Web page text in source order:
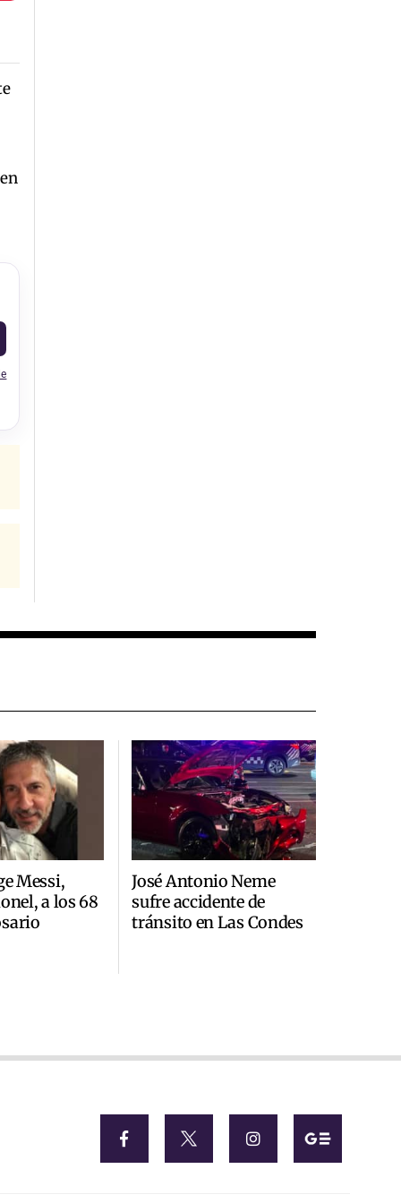
Messi,
a los 68
José Antonio Neme
sufre accidente de
tránsito en Las Condes